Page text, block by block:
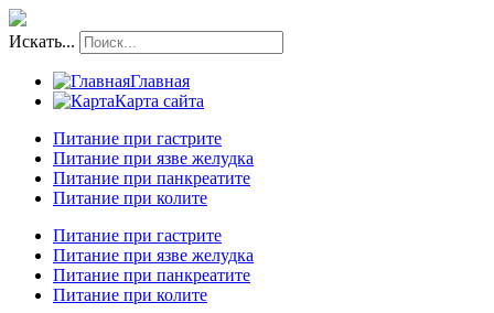
Искать...
Главная
Карта сайта
Питание при гастрите
Питание при язве желудка
Питание при панкреатите
Питание при колите
Питание при гастрите
Питание при язве желудка
Питание при панкреатите
Питание при колите